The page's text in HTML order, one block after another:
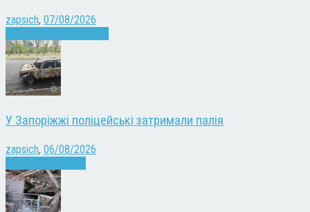
zapsich, 07/08/2026
У Запоріжжі поліцейські затримали палія
zapsich, 06/08/2026